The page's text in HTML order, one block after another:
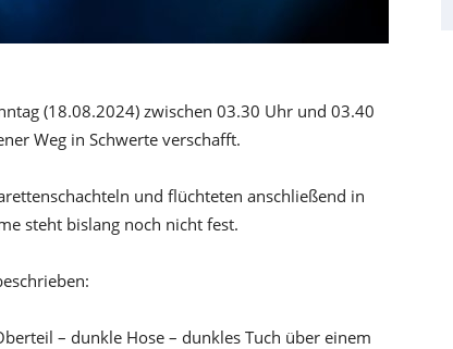
(18.08.2024) zwischen 03.30 Uhr und 03.40
Weg in Schwerte verschafft.
und flüchteten anschließend in
steht bislang noch nicht fest.
– dunkle Hose – dunkles Tuch über einem